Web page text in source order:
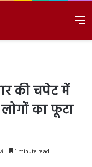
की चपेट में
का फूटा
1 minute read